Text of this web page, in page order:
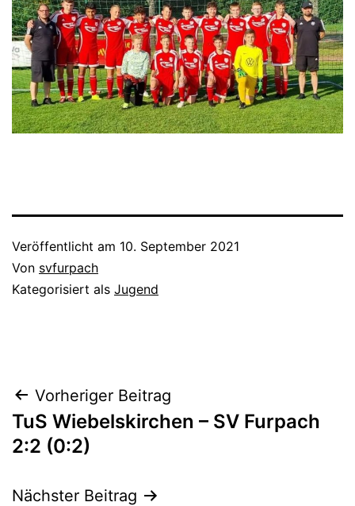
Veröffentlicht am 10. September 2021
Von svfurpach
Kategorisiert als Jugend
Beitragsnavigation
Vorheriger Beitrag
TuS Wiebelskirchen – SV Furpach
2:2 (0:2)
Nächster Beitrag